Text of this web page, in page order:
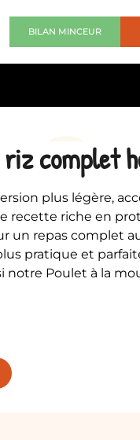
BILAN MINCEUR
complet
plus légère,
recette riche en
un repas complet
pratique et
notre Poulet à la